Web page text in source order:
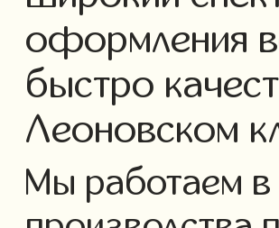
оформления
быстро
Леоновском
Мы работаем